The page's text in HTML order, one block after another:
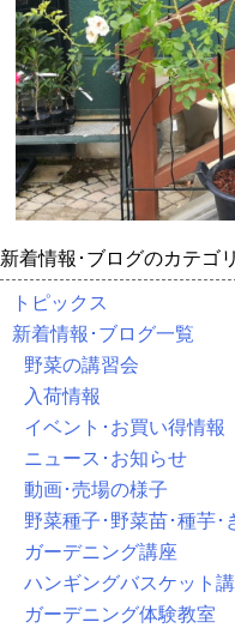
新着情報･ブログのカテゴ
トピックス
新着情報･ブログ一覧
野菜の講習会
入荷情報
イベント･お買い得情報
ニュース･お知らせ
動画･売場の様子
野菜種子･野菜苗･種芋･
ガーデニング講座
ハンギングバスケット
ガーデニング体験教室